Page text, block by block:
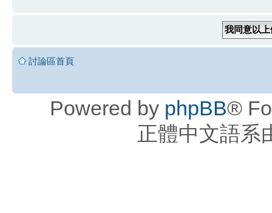
討論區首頁
Powered by phpBB®
正體中文語系